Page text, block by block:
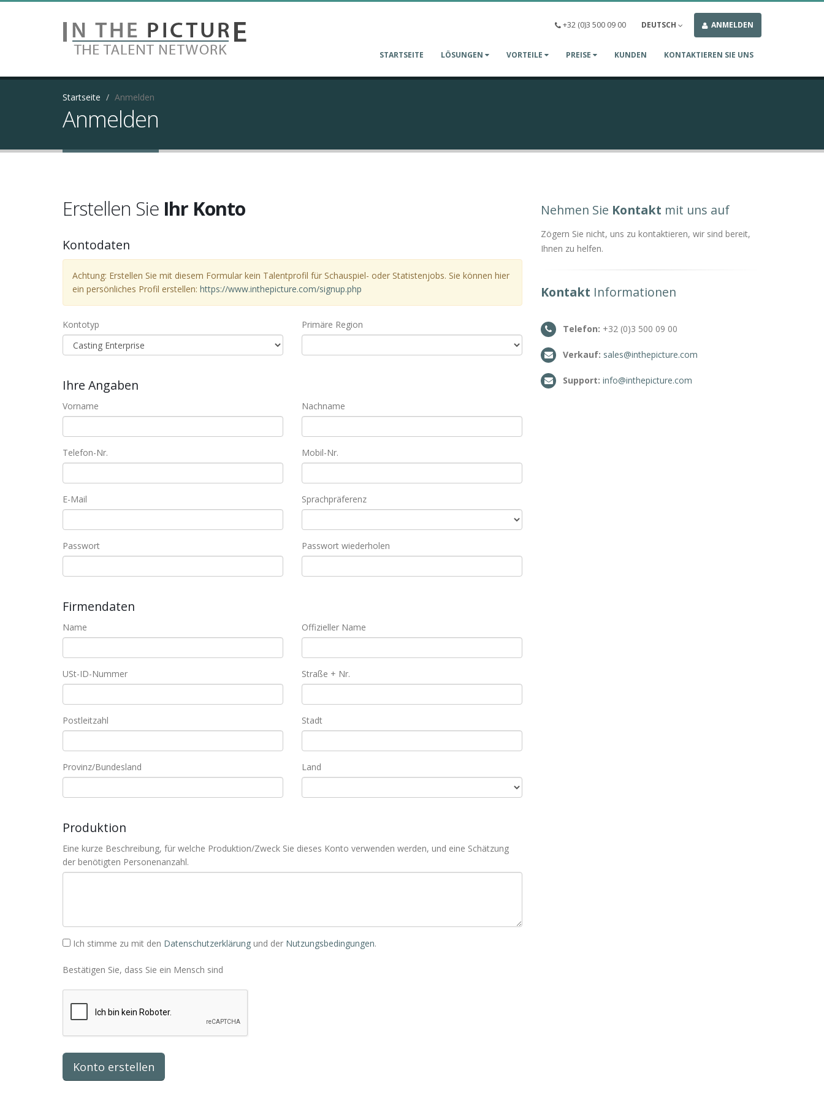
+32 (0)3 500 09 00 DEUTSCH ANMELDEN
STARTSEITE LÖSUNGEN VORTEILE PREISE KUNDEN KONTAKTIEREN SIE UNS
Startseite Anmelden
Anmelden
Erstellen Sie Ihr Konto
Kontodaten
Achtung: Erstellen Sie mit diesem Formular kein Talentprofil für Schauspiel- oder Statistenjobs. Sie können hier
ein persönliches Profil erstellen: https://www.inthepicture.com/signup.php
Kontotyp Primäre Region
Ihre Angaben
Vorname Nachname
Telefon-Nr. Mobil-Nr.
E-Mail Sprachpräferenz
Passwort Passwort wiederholen
Firmendaten
Name Offizieller Name
USt-ID-Nummer Straße + Nr.
Postleitzahl Stadt
Provinz/Bundesland Land
Produktion
Eine kurze Beschreibung, für welche Produktion/Zweck Sie dieses Konto verwenden werden, und eine Schätzung
der benötigten Personenanzahl.
Ich stimme zu mit den Datenschutzerklärung und der Nutzungsbedingungen.
Bestätigen Sie, dass Sie ein Mensch sind
Nehmen Sie Kontakt mit uns auf
Zögern Sie nicht, uns zu kontaktieren, wir sind bereit,
Ihnen zu helfen.
Kontakt Informationen
Telefon: +32 (0)3 500 09 00
Verkauf: sales@inthepicture.com
Support: info@inthepicture.com